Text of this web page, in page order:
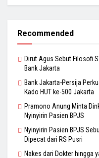
Recommended
Dirut Agus Sebut Filosofi
Bank Jakarta
Bank Jakarta-Persija
Kado HUT ke-500 Jakarta
Pramono Anung Minta
Nyinyirin Pasien BPJS
Nyinyirin Pasien BPJS
Dipecat dari RS Pusri
Nakes dari Dokter hingga